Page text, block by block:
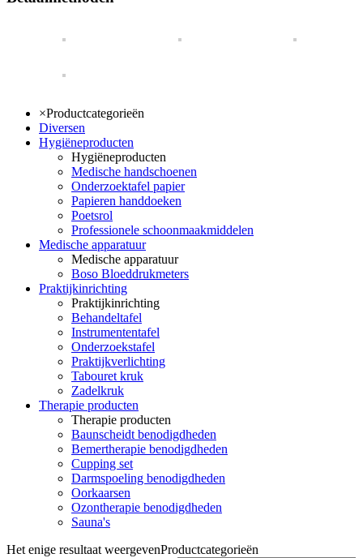
×Productcategorieën
Diversen
Hygiëneproducten
Hygiëneproducten
Medische handschoenen
Onderzoektafel papier
Papieren handdoeken
Poetsrol
Professionele schoonmaakmiddelen
Medische apparatuur
Medische apparatuur
Boso Bloeddrukmeters
Praktijkinrichting
Praktijkinrichting
Behandeltafel
Instrumententafel
Onderzoekstafel
Praktijkverlichting
Tabouret kruk
Zadelkruk
Therapie producten
Therapie producten
Baunscheidt benodigdheden
Bemertherapie benodigdheden
Cupping set
Darmspoeling benodigdheden
Oorkaarsen
Ozontherapie benodigdheden
Sauna's
Productcategorieën
Het enige resultaat weergeven